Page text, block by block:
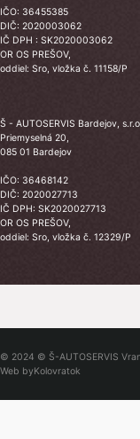
IČO: 36455385
DIČ: 2020003062
IČ DPH : SK2020003062
OR OS PREŠOV,
oddiel: Sro, vložka č. 11158/P
Š - AUTOSERVIS Bardejov,
Priemyselná 20,
085 01 Bardejov
IČO: 36468142
DIČ: 2020027713
IČ DPH: SK2020027713
OR OS PREŠOV,
oddiel: Sro, vložka č. 12329/P
© 2024 © Š-AUTOSERVIS
Web byKolovratok